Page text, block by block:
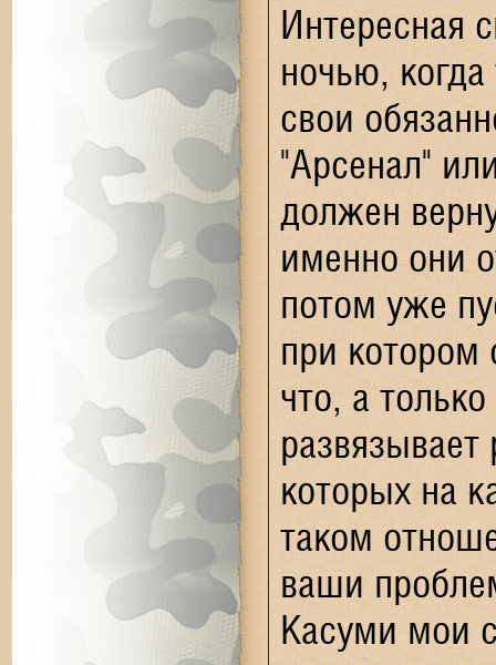
Интересная
ночью,
свои
"Арсенал"
должен
именно они
потом уже
при котором
что, а
которых на
таком
ваши
Касуми мои